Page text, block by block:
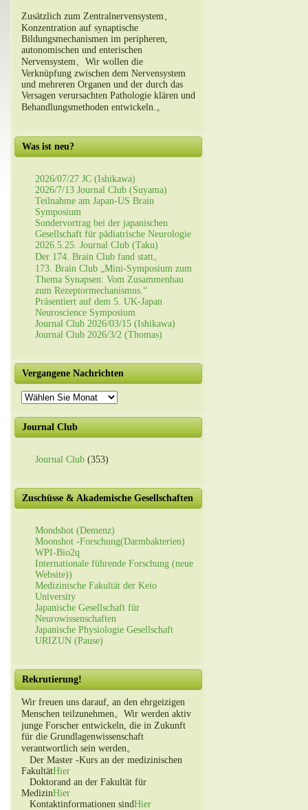
Zusätzlich zum Zentralnervensystem、
Konzentration auf synaptische
Bildungsmechanismen im peripheren,
autonomischen und enterischen
Nervensystem、Wir wollen die
Verknüpfung zwischen dem Nervensystem
und mehreren Organen und der durch das
Versagen verursachten Pathologie klären und
Behandlungsmethoden entwickeln.。
Was ist neu?
2026/07/27 JC (Ishikawa)
2026/7/13 Journal Club (Suyama)
Teilnahme am Japan-US Brain
Symposium
Sondervortrag bei der japanischen
Gesellschaft für pädiatrische Neurologie
2026.5.25. Journal Club (Taku)
Der 174. Brain Club fand statt。
173. Brain Club „Mini-Symposium zum
Thema Synapsen: Vom Zusammenbau
zum Rezeptormechanismus.“
Präsentiert auf dem 5. UK-Japan
Neuroscience Symposium
Journal Club 2026/03/15 (Ishikawa)
Journal Club 2026/3/2 (Thomas)
Vergangene Nachrichten
Vergangene
Nachrichten
Journal Club
Journal Club (353)
Zuschüsse & Akademische Gesellschaften
Mondshot (Demenz)
Moonshot -Forschung(Darmbakterien)
WPI-Bio2q
Internationale führende Forschung (neue
Website))
Medizinische Fakultät der Keio
University
Japanische Gesellschaft für
Neurowissenschaften
Japanische Physiologie Gesellschaft
URIZUN (Pause)
Rekrutierung!
Wir freuen uns darauf, an den ehrgeizigen
Menschen teilzunehmen。Wir werden aktiv
junge Forscher entwickeln, die in Zukunft
für die Grundlagenwissenschaft
verantwortlich sein werden。
Der Master -Kurs an der medizinischen
FakultätHier
Doktorand an der Fakultät für
MedizinHier
Kontaktinformationen sindHier